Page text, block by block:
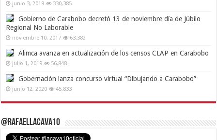
junio 3, 2019 330,385
Gobierno de Carabobo decretó 13 de noviembre día de Júbilo
Regional No Laborable
noviembre 10, 2017 63,382
Alimca avanza en actualización de los censos CLAP en Carabobo
julio 1, 2019 56,848
Gobernación lanza concurso virtual “Dibujando a Carabobo”
junio 12, 2020 45,833
@RafaelLacava10